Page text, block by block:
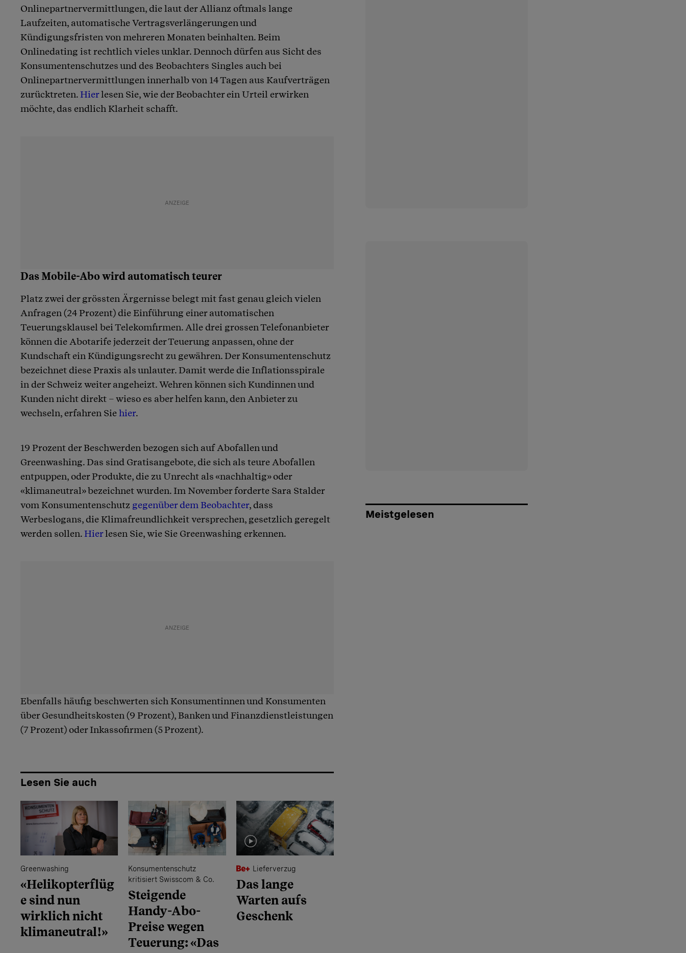
Onlinepartnervermittlungen, die laut der Allianz oftmals lange
Laufzeiten, automatische Vertragsverlängerungen und
Kündigungsfristen von mehreren Monaten beinhalten. Beim
Onlinedating ist rechtlich vieles unklar. Dennoch dürfen aus Sicht des
Konsumentenschutzes und des Beobachters Singles auch bei
Onlinepartnervermittlungen innerhalb von 14 Tagen aus Kaufverträgen
zurücktreten.Hierlesen Sie, wie der Beobachter ein Urteil erwirken
möchte, das endlich Klarheit schafft.
Das Mobile-Abo wird automatisch teurer
Platz zwei der grössten Ärgernisse belegt mit fast genau gleich vielen
Anfragen (24 Prozent) die Einführung einer automatischen
Teuerungsklausel bei Telekomfirmen. Alle drei grossen Telefonanbieter
können die Abotarife jederzeit der Teuerung anpassen, ohne der
Kundschaft ein Kündigungsrecht zu gewähren. Der Konsumentenschutz
bezeichnet diese Praxis als unlauter. Damit werde die Inflationsspirale
in der Schweiz weiter angeheizt. Wehren können sich Kundinnen und
Kunden nicht direkt – wieso es aber helfen kann, den Anbieter zu
wechseln, erfahren Siehier.
19 Prozent der Beschwerden bezogen sich auf Abofallen und
Greenwashing. Das sind Gratisangebote, die sich als teure Abofallen
entpuppen, oder Produkte, die zu Unrecht als «nachhaltig» oder
«klimaneutral» bezeichnet wurden. Im November forderte Sara Stalder
vom Konsumentenschutz gegenüber dem Beobachter, dass
Werbeslogans, die Klimafreundlichkeit versprechen, gesetzlich geregelt
werden sollen.Hierlesen Sie, wie Sie Greenwashing erkennen.
Ebenfalls häufig beschwerten sich Konsumentinnen und Konsumenten
über Gesundheitskosten (9 Prozent), Banken und Finanzdienstleistungen
(7 Prozent) oder Inkassofirmen (5 Prozent).
Lesen Sie auch
Greenwashing
«Helikopterflüg
e sind nun
wirklich nicht
klimaneutral!»
Konsumentenschutz
kritisiert Swisscom & Co.
Steigende
Handy-Abo-
Preise wegen
Teuerung: «Das
Lieferverzug
Das lange
Warten aufs
Geschenk
Meistgelesen